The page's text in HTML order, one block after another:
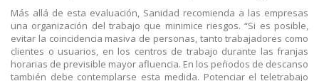
Más allá de esta evaluación, Sanidad recomienda a las empresas
una organización del trabajo que minimice riesgos. “Si es posible,
evitar la coincidencia masiva de personas, tanto trabajadores como
clientes o usuarios, en los centros de trabajo durante las franjas
horarias de previsible mayor afluencia. En los peŕiodos de descanso
también debe contemplarse esta medida. Potenciar el teletrabajo